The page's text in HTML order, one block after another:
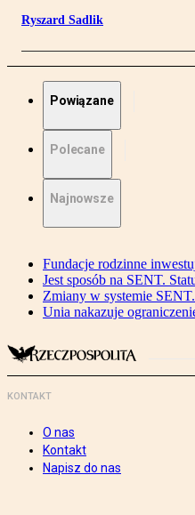
Ryszard Sadlik
Powiązane
Polecane
Najnowsze
Fundacje rodzinne
Jest sposób na SENT.
Zmiany w systemie
Unia nakazuje
KONTAKT
O nas
Kontakt
Napisz do nas